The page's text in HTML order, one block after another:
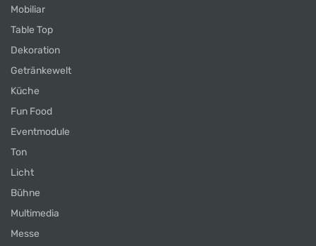
Mobiliar
Table Top
Dekoration
Getränkewelt
Küche
Fun Food
Eventmodule
Ton
Licht
Bühne
Multimedia
Messe